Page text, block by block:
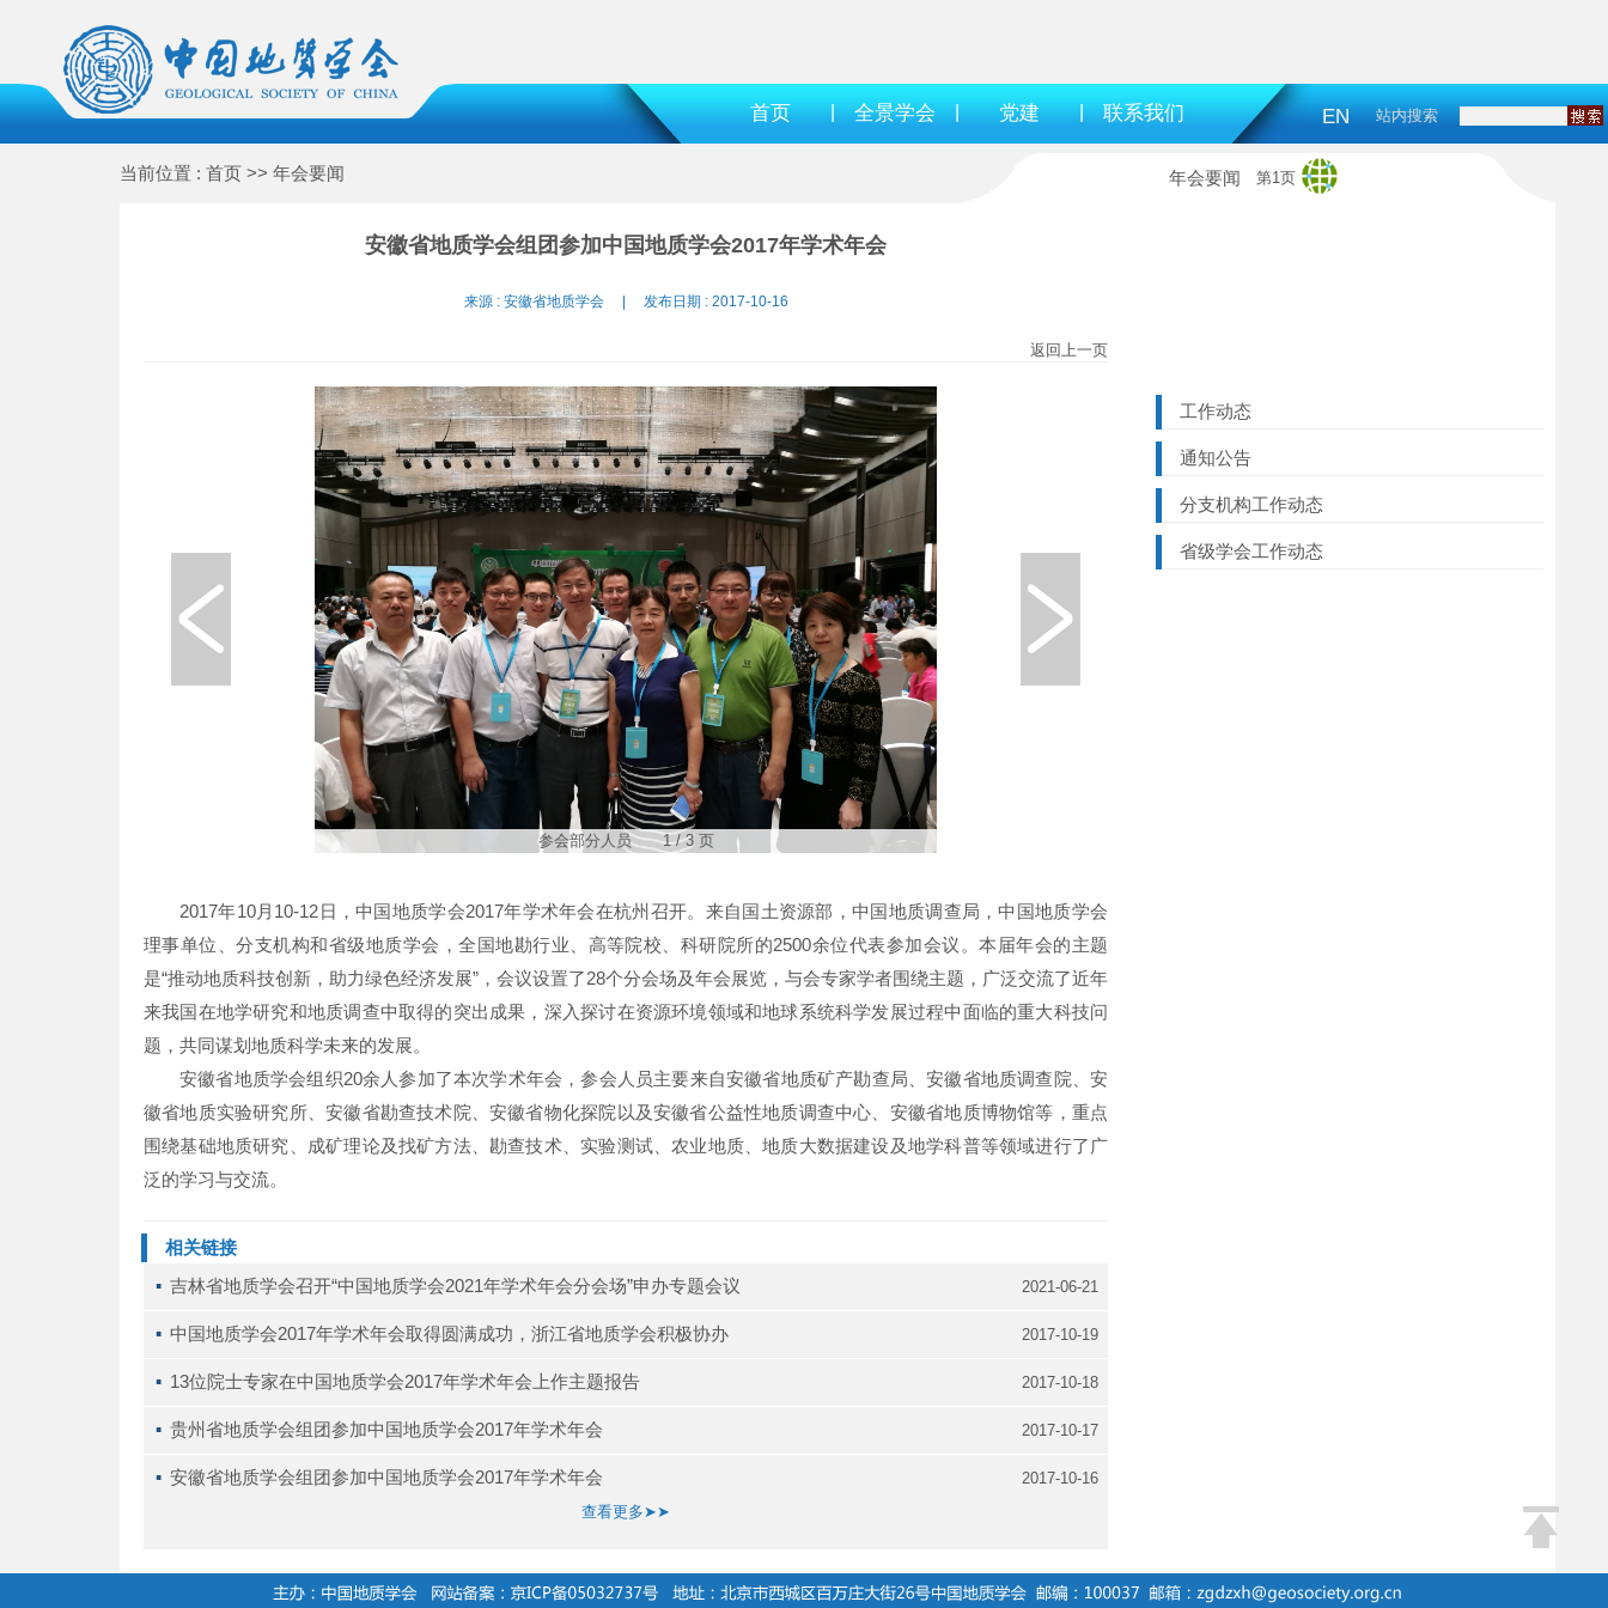
首页 | 全景学会 | 党建 | 联系我们 EN 站内搜索
当前位置 : 首页 >> 年会要闻 年会要闻 第1页
安徽省地质学会组团参加中国地质学会2017年学术年会
来源 : 安徽省地质学会 | 发布日期 : 2017-10-16
返回上一页
参会部分人员 1 / 3 页
2017年10月10-12日，中国地质学会2017年学术年会在杭州召开。来自国土资源部，中国地质调查局，中国地质学会
理事单位、分支机构和省级地质学会，全国地勘行业、高等院校、科研院所的2500余位代表参加会议。本届年会的主题
是“推动地质科技创新，助力绿色经济发展”，会议设置了28个分会场及年会展览，与会专家学者围绕主题，广泛交流了近年
来我国在地学研究和地质调查中取得的突出成果，深入探讨在资源环境领域和地球系统科学发展过程中面临的重大科技问
题，共同谋划地质科学未来的发展。
安徽省地质学会组织20余人参加了本次学术年会，参会人员主要来自安徽省地质矿产勘查局、安徽省地质调查院、安
徽省地质实验研究所、安徽省勘查技术院、安徽省物化探院以及安徽省公益性地质调查中心、安徽省地质博物馆等，重点
围绕基础地质研究、成矿理论及找矿方法、勘查技术、实验测试、农业地质、地质大数据建设及地学科普等领域进行了广
泛的学习与交流。
相关链接
▪ 吉林省地质学会召开“中国地质学会2021年学术年会分会场”申办专题会议 2021-06-21
▪ 中国地质学会2017年学术年会取得圆满成功，浙江省地质学会积极协办 2017-10-19
▪ 13位院士专家在中国地质学会2017年学术年会上作主题报告 2017-10-18
▪ 贵州省地质学会组团参加中国地质学会2017年学术年会 2017-10-17
▪ 安徽省地质学会组团参加中国地质学会2017年学术年会
2017-10-16
查看更多➤➤
工作动态
通知公告
分支机构工作动态
省级学会工作动态